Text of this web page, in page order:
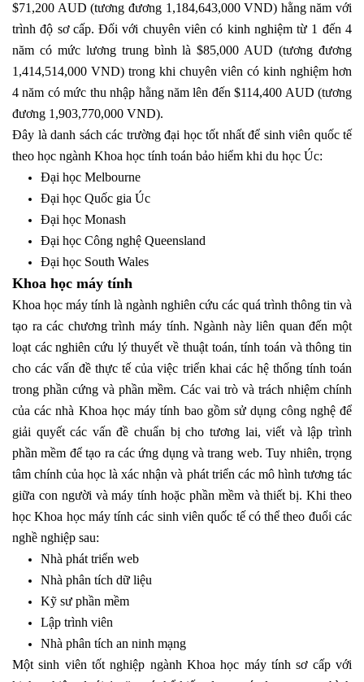
$71,200 AUD (tương đương 1,184,643,000 VND) hằng năm với
trình độ sơ cấp. Đối với chuyên viên có kinh nghiệm từ 1 đến 4
năm có mức lương trung bình là $85,000 AUD (tương đương
1,414,514,000 VND) trong khi chuyên viên có kinh nghiệm hơn
4 năm có mức thu nhập hằng năm lên đến $114,400 AUD (tương
đương 1,903,770,000 VND).
Đây là danh sách các trường đại học tốt nhất để sinh viên quốc tế
theo học ngành Khoa học tính toán bảo hiểm khi du học Úc:
Đại học Melbourne
Đại học Quốc gia Úc
Đại học Monash
Đại học Công nghệ Queensland
Đại học South Wales
Khoa học máy tính
Khoa học máy tính là ngành nghiên cứu các quá trình thông tin và
tạo ra các chương trình máy tính. Ngành này liên quan đến một
loạt các nghiên cứu lý thuyết về thuật toán, tính toán và thông tin
cho các vấn đề thực tế của việc triển khai các hệ thống tính toán
trong phần cứng và phần mềm. Các vai trò và trách nhiệm chính
của các nhà Khoa học máy tính bao gồm sử dụng công nghệ để
giải quyết các vấn đề chuẩn bị cho tương lai, viết và lập trình
phần mềm để tạo ra các ứng dụng và trang web. Tuy nhiên, trọng
tâm chính của học là xác nhận và phát triển các mô hình tương tác
giữa con người và máy tính hoặc phần mềm và thiết bị. Khi theo
học Khoa học máy tính các sinh viên quốc tế có thể theo đuổi các
nghề nghiệp sau:
Nhà phát triển web
Nhà phân tích dữ liệu
Kỹ sư phần mềm
Lập trình viên
Nhà phân tích an ninh mạng
Một sinh viên tốt nghiệp ngành Khoa học máy tính sơ cấp với